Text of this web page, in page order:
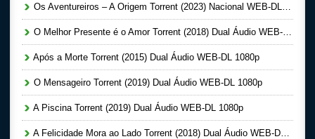
Os Aventureiros – A Origem Torrent (2023) Nacional WEB-DL 1080p
O Melhor Presente é o Amor Torrent (2018) Dual Áudio WEB-DL 1080p
Após a Morte Torrent (2015) Dual Áudio WEB-DL 1080p
O Mensageiro Torrent (2019) Dual Áudio WEB-DL 1080p
A Piscina Torrent (2019) Dual Áudio WEB-DL 1080p
A Felicidade Mora ao Lado Torrent (2018) Dual Áudio WEB-DL 1080p